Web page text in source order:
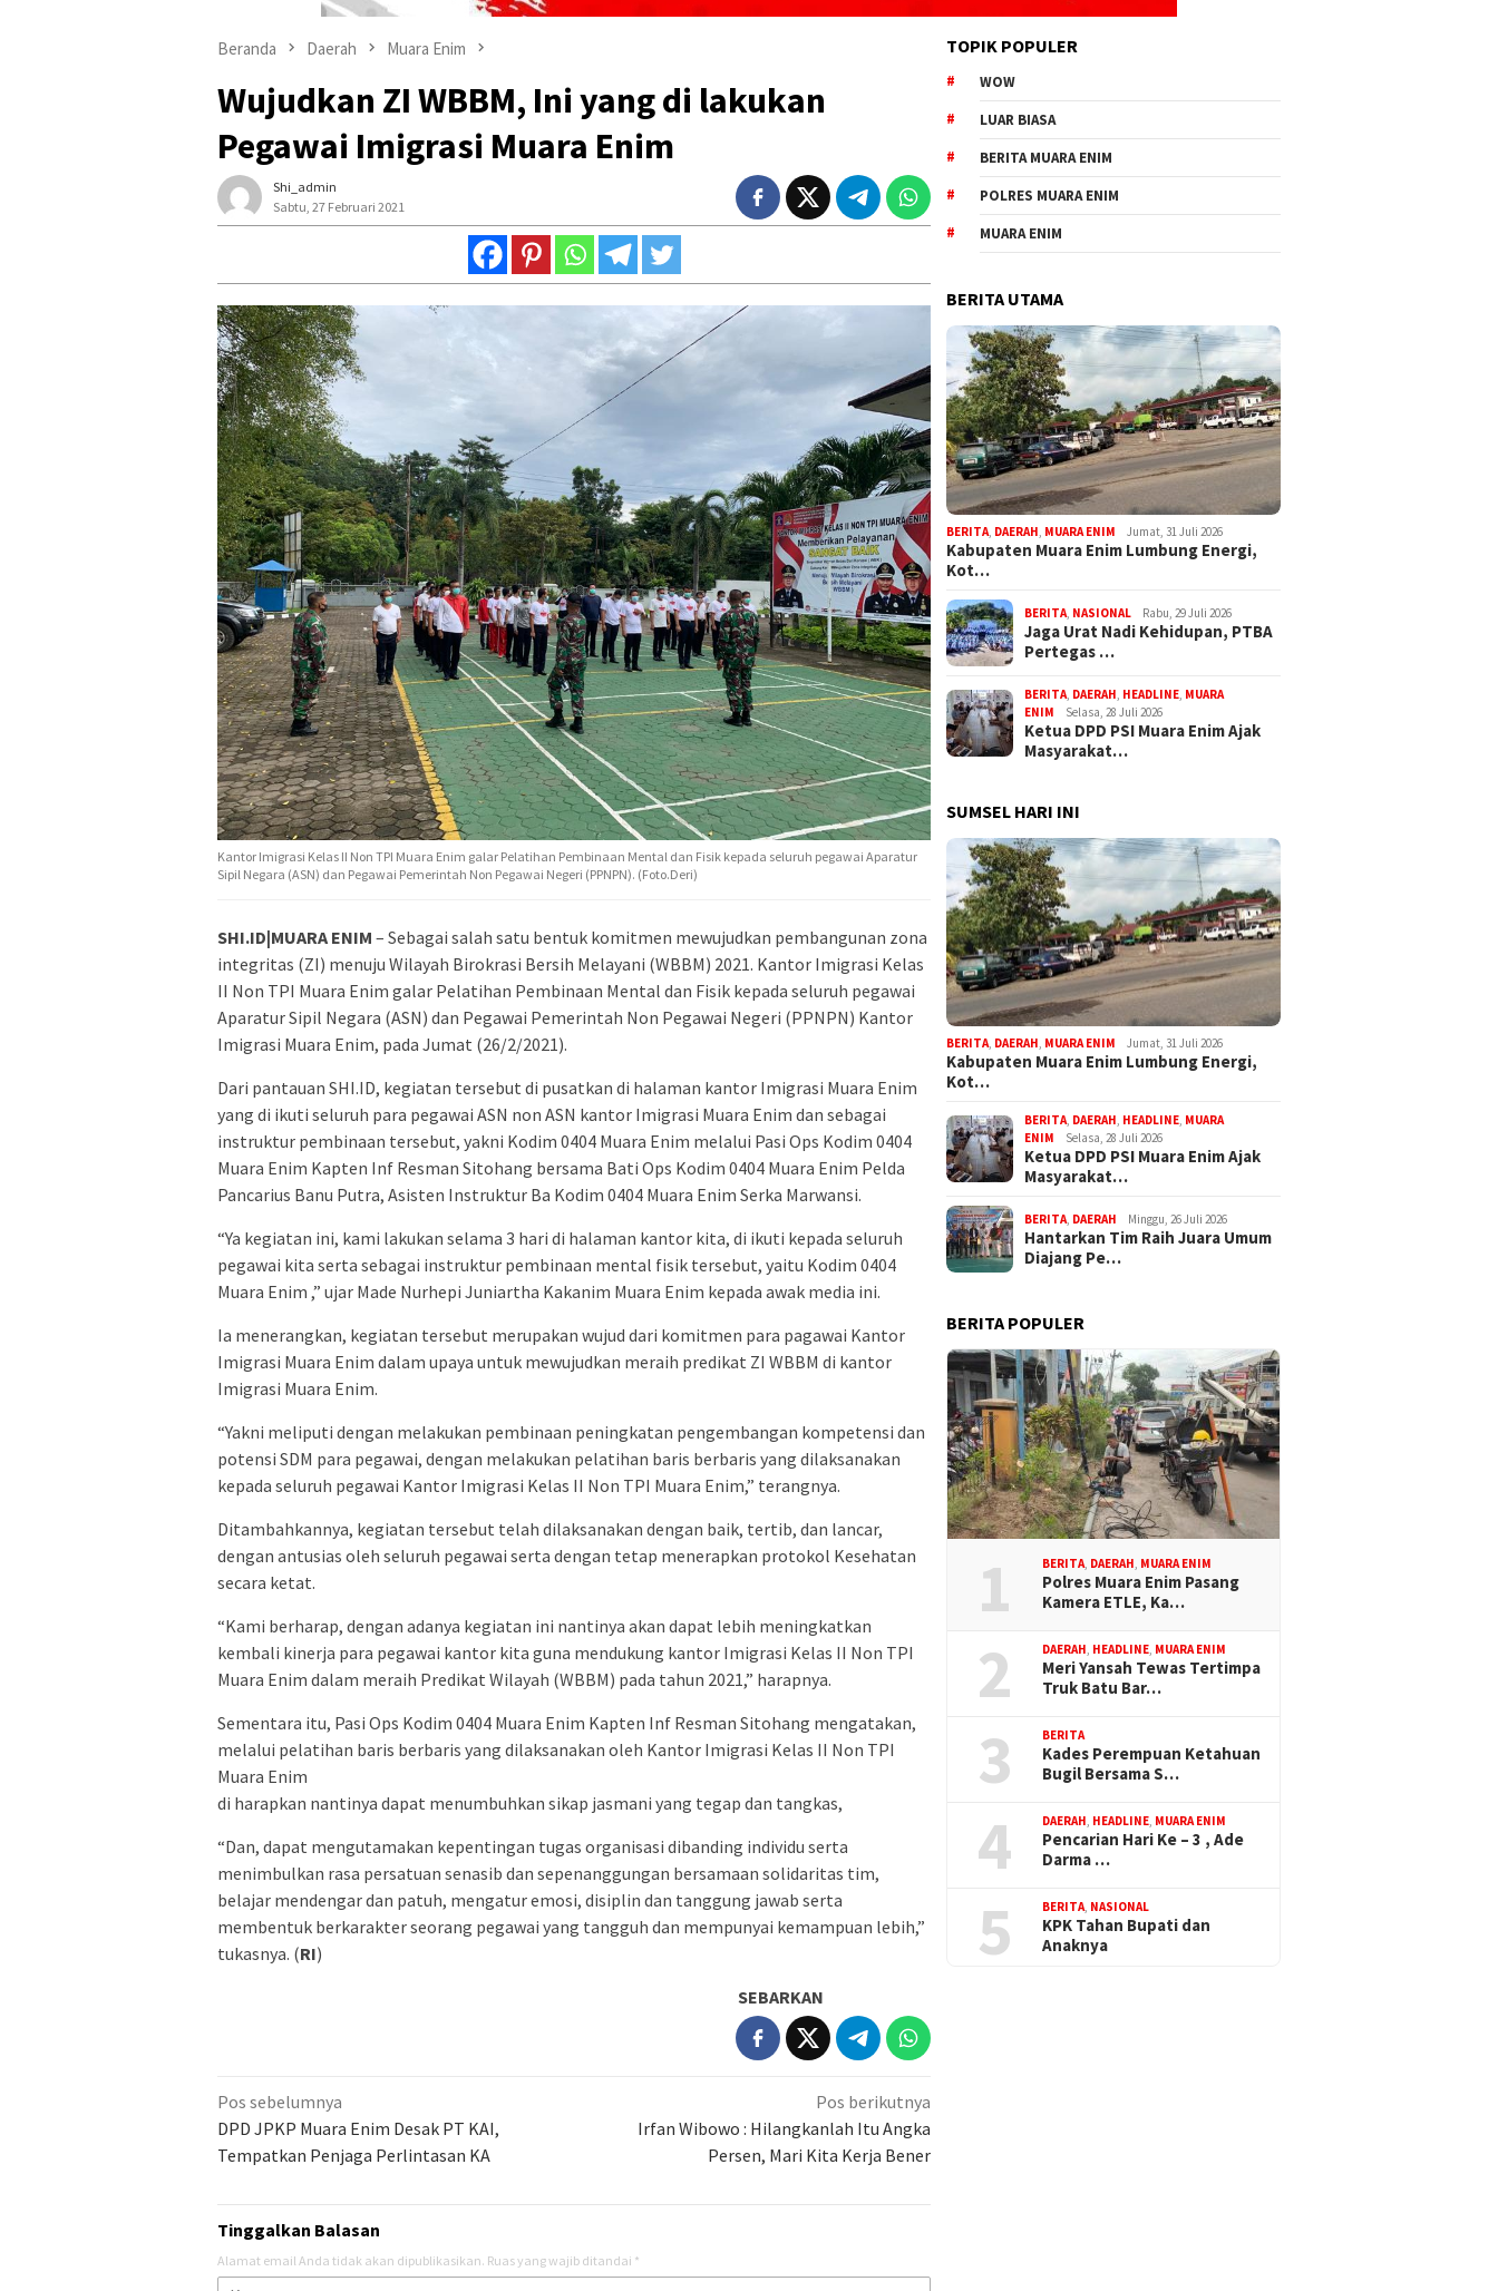
Beranda Daerah Muara Enim
Wujudkan ZI WBBM, Ini yang di lakukan
Pegawai Imigrasi Muara Enim
Shi_admin
Sabtu, 27 Februari 2021
Kantor Imigrasi Kelas II Non TPI Muara Enim galar Pelatihan Pembinaan Mental dan Fisik kepada seluruh pegawai Aparatur
Sipil Negara (ASN) dan Pegawai Pemerintah Non Pegawai Negeri (PPNPN). (Foto.Deri)
SHI.ID|MUARA ENIM – Sebagai salah satu bentuk komitmen mewujudkan pembangunan zona
integritas (ZI) menuju Wilayah Birokrasi Bersih Melayani (WBBM) 2021. Kantor Imigrasi Kelas
II Non TPI Muara Enim galar Pelatihan Pembinaan Mental dan Fisik kepada seluruh pegawai
Aparatur Sipil Negara (ASN) dan Pegawai Pemerintah Non Pegawai Negeri (PPNPN) Kantor
Imigrasi Muara Enim, pada Jumat (26/2/2021).
Dari pantauan SHI.ID, kegiatan tersebut di pusatkan di halaman kantor Imigrasi Muara Enim
yang di ikuti seluruh para pegawai ASN non ASN kantor Imigrasi Muara Enim dan sebagai
instruktur pembinaan tersebut, yakni Kodim 0404 Muara Enim melalui Pasi Ops Kodim 0404
Muara Enim Kapten Inf Resman Sitohang bersama Bati Ops Kodim 0404 Muara Enim Pelda
Pancarius Banu Putra, Asisten Instruktur Ba Kodim 0404 Muara Enim Serka Marwansi.
“Ya kegiatan ini, kami lakukan selama 3 hari di halaman kantor kita, di ikuti kepada seluruh
pegawai kita serta sebagai instruktur pembinaan mental fisik tersebut, yaitu Kodim 0404
Muara Enim ,” ujar Made Nurhepi Juniartha Kakanim Muara Enim kepada awak media ini.
Ia menerangkan, kegiatan tersebut merupakan wujud dari komitmen para pagawai Kantor
Imigrasi Muara Enim dalam upaya untuk mewujudkan meraih predikat ZI WBBM di kantor
Imigrasi Muara Enim.
“Yakni meliputi dengan melakukan pembinaan peningkatan pengembangan kompetensi dan
potensi SDM para pegawai, dengan melakukan pelatihan baris berbaris yang dilaksanakan
kepada seluruh pegawai Kantor Imigrasi Kelas II Non TPI Muara Enim,” terangnya.
Ditambahkannya, kegiatan tersebut telah dilaksanakan dengan baik, tertib, dan lancar,
dengan antusias oleh seluruh pegawai serta dengan tetap menerapkan protokol Kesehatan
secara ketat.
“Kami berharap, dengan adanya kegiatan ini nantinya akan dapat lebih meningkatkan
kembali kinerja para pegawai kantor kita guna mendukung kantor Imigrasi Kelas II Non TPI
Muara Enim dalam meraih Predikat Wilayah (WBBM) pada tahun 2021,” harapnya.
Sementara itu, Pasi Ops Kodim 0404 Muara Enim Kapten Inf Resman Sitohang mengatakan,
melalui pelatihan baris berbaris yang dilaksanakan oleh Kantor Imigrasi Kelas II Non TPI
Muara Enim
di harapkan nantinya dapat menumbuhkan sikap jasmani yang tegap dan tangkas,
“Dan, dapat mengutamakan kepentingan tugas organisasi dibanding individu serta
menimbulkan rasa persatuan senasib dan sepenanggungan bersamaan solidaritas tim,
belajar mendengar dan patuh, mengatur emosi, disiplin dan tanggung jawab serta
membentuk berkarakter seorang pegawai yang tangguh dan mempunyai kemampuan lebih,”
tukasnya. (RI)
SEBARKAN
Navigasi
pos
Pos sebelumnya
DPD JPKP Muara Enim Desak PT KAI,
Tempatkan Penjaga Perlintasan KA
Pos berikutnya
Irfan Wibowo : Hilangkanlah Itu Angka
Persen, Mari Kita Kerja Bener
Tinggalkan Balasan
Alamat email Anda tidak akan dipublikasikan. Ruas yang wajib ditandai *
TOPIK POPULER
WOW
LUAR BIASA
BERITA MUARA ENIM
POLRES MUARA ENIM
MUARA ENIM
BERITA UTAMA
BERITA DAERAH MUARA ENIM Jumat, 31 Juli 2026
Kabupaten Muara Enim Lumbung Energi,
Kot…
BERITA NASIONAL Rabu, 29 Juli 2026
Jaga Urat Nadi Kehidupan, PTBA
Pertegas …
BERITA DAERAH HEADLINE MUARA
ENIM
Selasa, 28 Juli 2026
Ketua DPD PSI Muara Enim Ajak
Masyarakat…
SUMSEL HARI INI
BERITA, DAERAH, MUARA ENIM Jumat, 31 Juli 2026
Kabupaten Muara Enim Lumbung Energi,
Kot…
BERITA, DAERAH, HEADLINE, MUARA
ENIM
Selasa, 28 Juli 2026
Ketua DPD PSI Muara Enim Ajak
Masyarakat…
BERITA, DAERAH Minggu, 26 Juli 2026
Hantarkan Tim Raih Juara Umum
Diajang Pe…
BERITA POPULER
1 BERITA, DAERAH, MUARA ENIM
Polres Muara Enim Pasang
Kamera ETLE, Ka…
2 DAERAH, HEADLINE, MUARA ENIM
Meri Yansah Tewas Tertimpa
Truk Batu Bar…
3 BERITA
Kades Perempuan Ketahuan
Bugil Bersama S…
4 DAERAH, HEADLINE, MUARA ENIM
Pencarian Hari Ke – 3 , Ade
Darma …
5 BERITA, NASIONAL
KPK Tahan Bupati dan
Anaknya